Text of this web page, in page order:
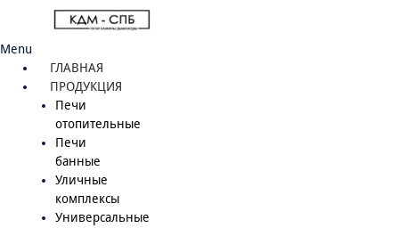
Menu
ГЛАВНАЯ
ПРОДУКЦИЯ
Печи
отопительные
Печи
банные
Уличные
комплексы
Универсальные